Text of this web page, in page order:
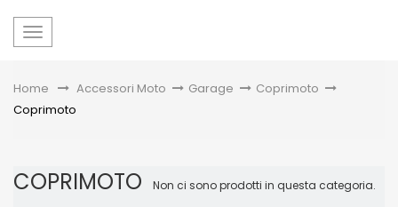
navigazione
Home &gt;Accessori Moto > Garage > Coprimoto >
Coprimoto
COPRIMOTO Non ci sono prodotti in questa categoria.